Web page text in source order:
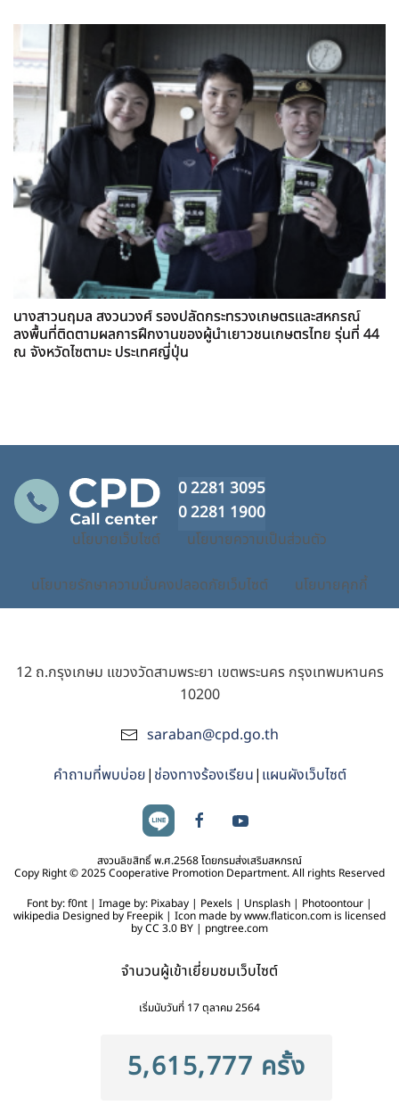
นางสาวนฤมล สงวนวงศ์ รองปลัดกระทรวงเกษตรและสหกรณ์
ลงพื้นที่ติดตามผลการฝึกงานของผู้นำเยาวชนเกษตรไทย รุ่นที่ 44
ณ จังหวัดไซตามะ ประเทศญี่ปุ่น
0 2281 3095
0 2281 1900
นโยบายเว็บไซต์ นโยบายความเป็นส่วนตัว
นโยบายรักษาความมั่นคงปลอดภัยเว็บไซต์ นโยบายคุกกี้
12 ถ.กรุงเกษม แขวงวัดสามพระยา เขตพระนคร กรุงเทพมหานคร
10200
saraban@cpd.go.th
คำถามที่พบบ่อย| ช่องทางร้องเรียน| แผนผังเว็บไซต์
สงวนลิขสิทธิ์ พ.ศ.2568 โดยกรมส่งเสริมสหกรณ์
Copy Right © 2025 Cooperative Promotion Department. All rights Reserved
Font by: f0nt | Image by: Pixabay | Pexels | Unsplash | Photoontour |
wikipedia Designed by Freepik | Icon made by www.flaticon.com is licensed
by CC 3.0 BY | pngtree.com
จำนวนผู้เข้าเยี่ยมชมเว็บไซต์
เริ่มนับวันที่ 17 ตุลาคม 2564
5,615,777 ครั้ง